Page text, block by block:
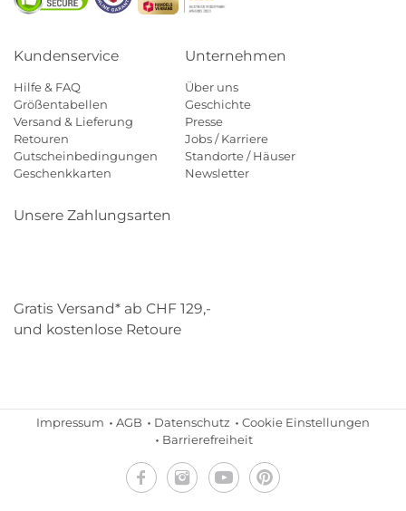
Kundenservice
Hilfe & FAQ
Größentabellen
Versand & Lieferung
Retouren
Gutscheinbedingungen
Geschenkkarten
Unternehmen
Über uns
Geschichte
Presse
Jobs / Karriere
Standorte / Häuser
Newsletter
Unsere Zahlungsarten
Gratis Versand* ab CHF 129,-
und kostenlose Retoure
Impressum AGB Datenschutz
Cookie Einstellungen
Barrierefreiheit